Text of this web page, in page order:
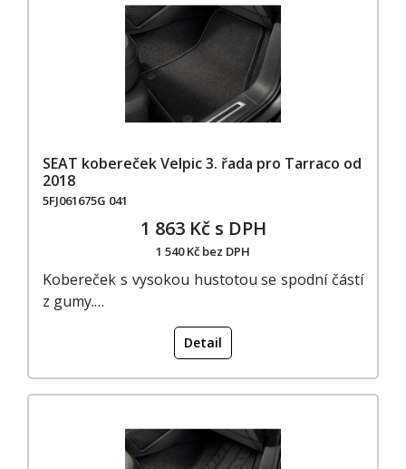
SEAT kobereček Velpic 3. řada pro Tarraco od
2018
5FJ061675G 041
1 863 Kč s DPH
1 540 Kč bez DPH
Kobereček s vysokou hustotou se spodní částí
z gumy.…
Detail